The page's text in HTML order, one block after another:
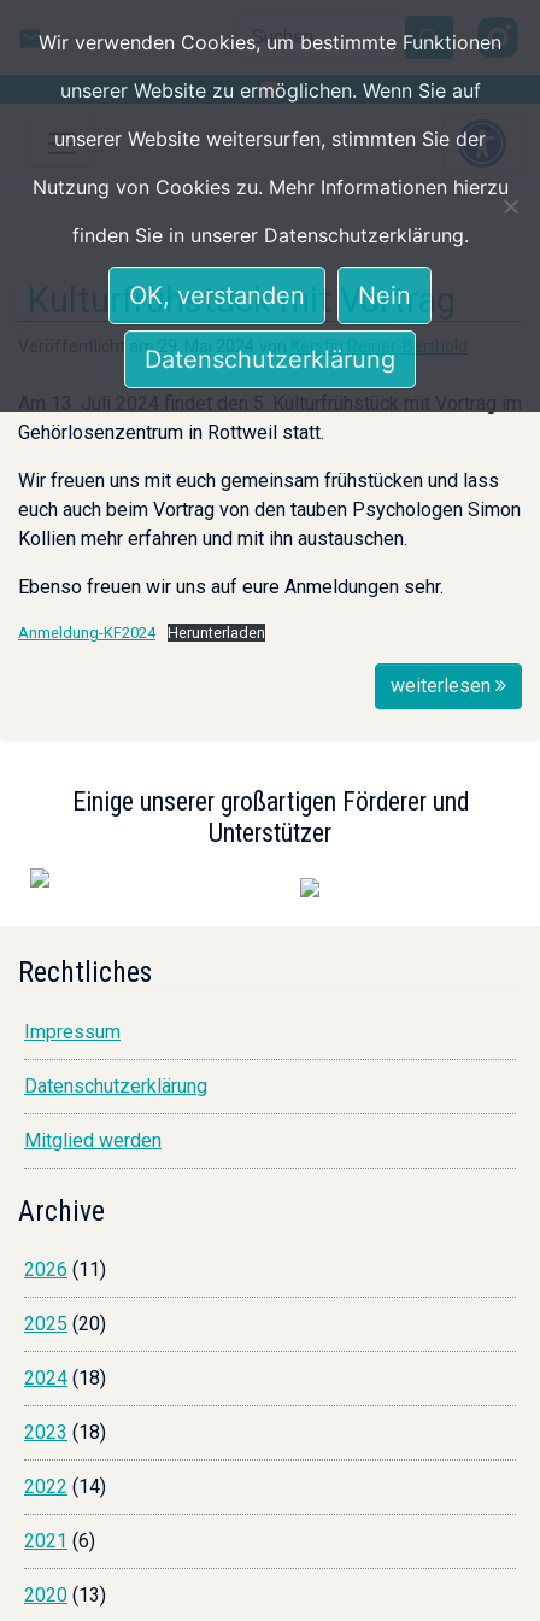
Search
Kulturfrühstück mit Vortrag
Veröffentlicht am 29. Mai 2024 Kerstin Reiner-Berthold
Am 13. Juli 2024 findet den 5. Kulturfrühstück mit Vortrag im
Gehörlosenzentrum in Rottweil statt.
Wir freuen uns mit euch gemeinsam frühstücken und lass
euch auch beim Vortrag von den tauben Psychologen Simon
Kollien mehr erfahren und mit ihn austauschen.
Ebenso freuen wir uns auf eure Anmeldungen sehr.
Anmeldung-KF2024 Herunterladen
weiterlesen
Einige unserer großartigen Förderer und
Unterstützer
Rechtliches
Impressum
Datenschutzerklärung
Mitglied werden
Archive
2026 (11)
2025 (20)
2024 (18)
2023 (18)
2022 (14)
2021 (6)
2020 (13)
Wir verwenden Cookies, um bestimmte Funktionen
unserer Website zu ermöglichen. Wenn Sie auf
unserer Website weitersurfen, stimmten Sie der
Nutzung von Cookies zu. Mehr Informationen hierzu
finden Sie in unserer Datenschutzerklärung.
OK, verstanden Nein
Datenschutzerklärung